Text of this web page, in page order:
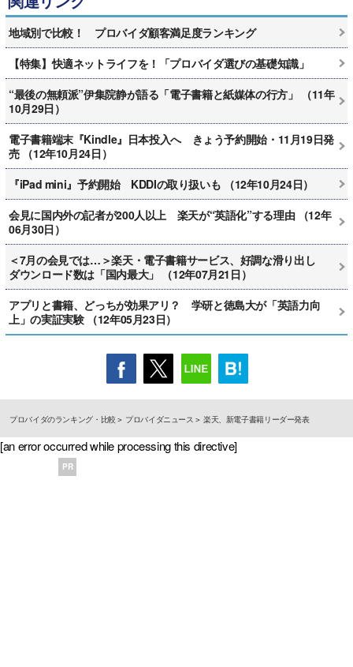
地域別で比較！ プロバイダ顧客満足度ランキング
【特集】快適ネットライフを！「プロバイダ選びの基礎知識」
“最後の無頼派”伊集院静が語る「電子書籍と紙媒体の行方」 （11年
10月29日）
電子書籍端末『Kindle』日本投入へ きょう予約開始・11月19日発
売 （12年10月24日）
『iPad mini』予約開始 KDDIの取り扱いも （12年10月24日）
会見に国内外の記者が200人以上 楽天が“英語化”する理由 （12年
06月30日）
＜7月の会見では…＞楽天・電子書籍サービス、好調な滑り出し
ダウンロード数は「国内最大」 （12年07月21日）
アプリと書籍、どっちが効果アリ？ 学研と徳島大が「英語力向
上」の実証実験 （12年05月23日）
プロバイダのランキング・比較 プロバイダニュース 楽天、新電子書籍リーダー発表
[an error occurred while processing this directive]
PR